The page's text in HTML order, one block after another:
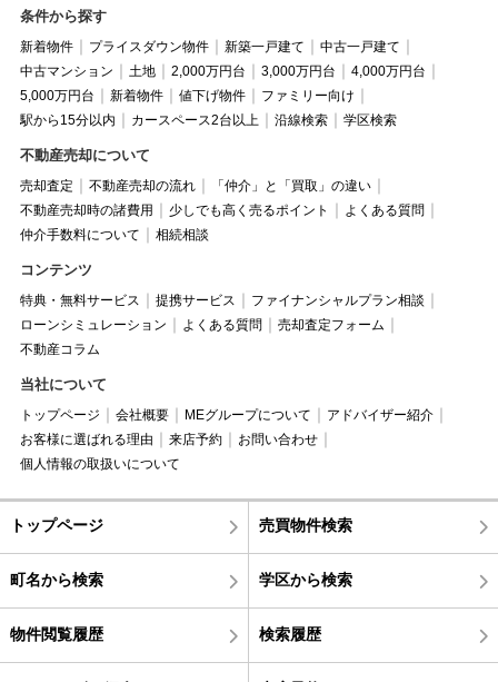
条件から探す
新着物件 プライスダウン物件 新築一戸建て
中古一戸建て
中古マンション
土地 2,000万円台 3,000万円台
4,000万円台
5,000万円台
新着物件 値下げ物件
ファミリー向け
駅から15分以内
カースペース2台以上 沿線検索 学区検索
不動産売却について
売却査定 不動産売却の流れ
「仲介」と「買取」の違い
不動産売却時の諸費用
少しでも高く売るポイント
よくある質問
仲介手数料について
相続相談
コンテンツ
特典・無料サービス 提携サービス
ファイナンシャルプラン相談
ローンシミュレーション
よくある質問
売却査定フォーム
不動産コラム
当社について
トップページ 会社概要 MEグループについて
アドバイザー紹介
お客様に選ばれる理由
来店予約
お問い合わせ
個人情報の取扱いについて
トップページ 売買物件検索
町名から検索 学区から検索
物件閲覧履歴 検索履歴